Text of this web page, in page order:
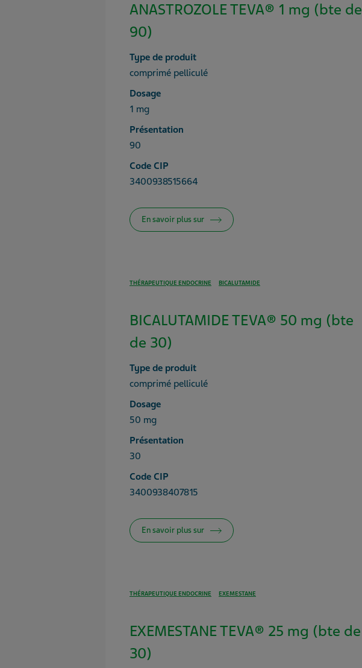
ANASTROZOLE TEVA® 1 mg (bte de
90)
Type de produit
comprimé pelliculé
Dosage
1 mg
Présentation
90
Code CIP
3400938515664
En savoir plus sur
THÉRAPEUTIQUE ENDOCRINE BICALUTAMIDE
BICALUTAMIDE TEVA® 50 mg (bte
de 30)
Type de produit
comprimé pelliculé
Dosage
50 mg
Présentation
30
Code CIP
3400938407815
En savoir plus sur
THÉRAPEUTIQUE ENDOCRINE EXEMESTANE
EXEMESTANE TEVA® 25 mg (bte de
30)